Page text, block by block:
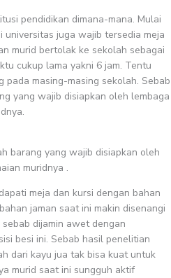
pendidikan dimana-mana. Mulai
universitas juga wajib tersedia meja
murid bertolak ke sekolah sebagai
cukup lama yakni 6 jam. Tentu
pada masing-masing sekolah. Sebab
yang wajib disiapkan oleh lembaga
barang yang wajib disiapkan oleh
muridnya .
meja dan kursi dengan bahan
jaman saat ini makin disenangi
dijamin awet dengan
besi ini. Sebab hasil penelitian
dari kayu jua tak bisa kuat untuk
murid saat ini sungguh aktif